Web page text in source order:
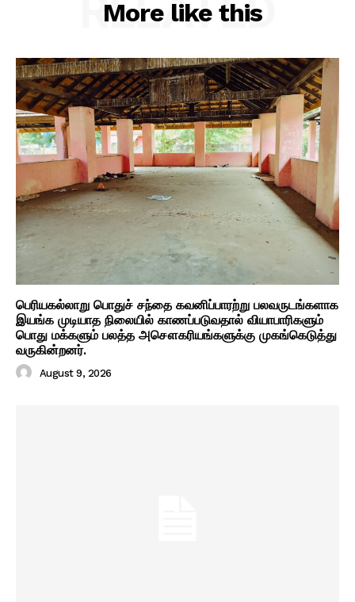
More like this
RELATED
பெரியகல்லாறு பொதுச் சந்தை கவனிப்பாரற்று பலவருடங்களாக
இயங்க முடியாத நிலையில் காணப்படுவதால் வியாபாரிகளும்
பொது மக்களும் பலத்த அசௌகரியங்களுக்கு முகங்கெடுத்து
வருகின்றனர்.
August 9, 2026